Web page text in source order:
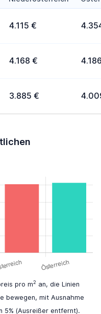
4.115 €
4.168 €
3.885 €
pro m2 an, die Linien
bewegen, mit Ausnahme
5% (Ausreißer entfernt).